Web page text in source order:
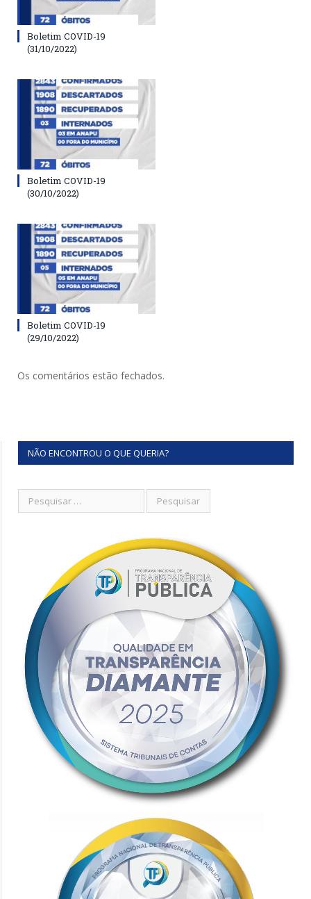
Boletim COVID-19
(31/10/2022)
Boletim COVID-19
(30/10/2022)
Boletim COVID-19
(29/10/2022)
Os comentários estão fechados.
NÃO ENCONTROU O QUE QUERIA?